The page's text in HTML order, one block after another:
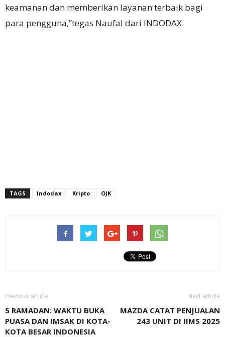
keamanan dan memberikan layanan terbaik bagi
para pengguna,”tegas Naufal dari INDODAX.
TAGS Indodax Kripto OJK
Previous article
5 RAMADAN: WAKTU BUKA
PUASA DAN IMSAK DI KOTA-
KOTA BESAR INDONESIA
Next article
MAZDA CATAT PENJUALAN
243 UNIT DI IIMS 2025